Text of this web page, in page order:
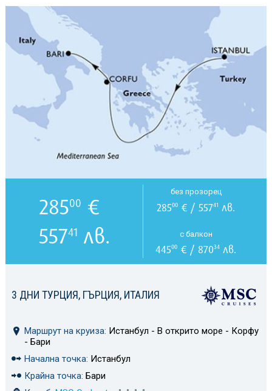
3 ДНИ ТУРЦИЯ, ГЪРЦИЯ, ИТАЛИЯ
Маршрут на круиза: Истанбул - В открито море - Корфу
- Бари
Начална точка: Истанбул
Крайна точка: Бари
28500 €
55741 лв.
без прозорец
28500 € / 55741 лв.
с балкон
44500 € / 87034 лв.